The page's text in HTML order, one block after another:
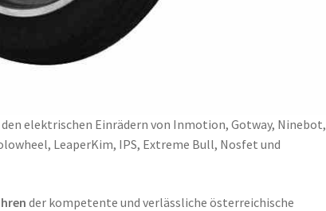
elektrischen Einrädern von Inmotion, Gotway, Ninebot,
LeaperKim, IPS, Extreme Bull, Nosfet und
der kompetente und verlässliche österreichische